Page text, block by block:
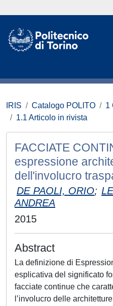
IRIS Catalogo POLITO
1
1.1 Articolo in rivista
FACCIATE
espressione
dell'involucro
DE PAOLI, ORIO;
ANDREA
2015
Abstract
La definizione di
esplicativa del significato
facciate continue che
l’involucro delle